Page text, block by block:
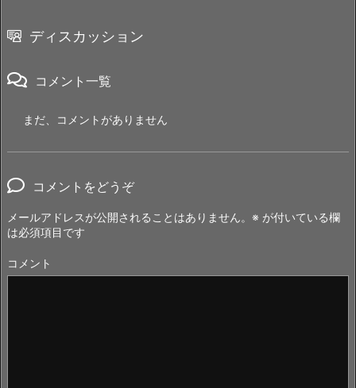
ディスカッション
コメント一覧
まだ、コメントがありません
コメントをどうぞ
メールアドレスが公開されることはありません。 ※ が付いている欄
は必須項目です
コメント